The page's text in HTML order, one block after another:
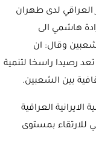
(2020/10/26) السفير العراقي لدى طهران
هاشمي الى
وقال: ان
رصيدا راسخا لتنمية
بين الشعبين.
العراقية
للارتقاء بمستوى